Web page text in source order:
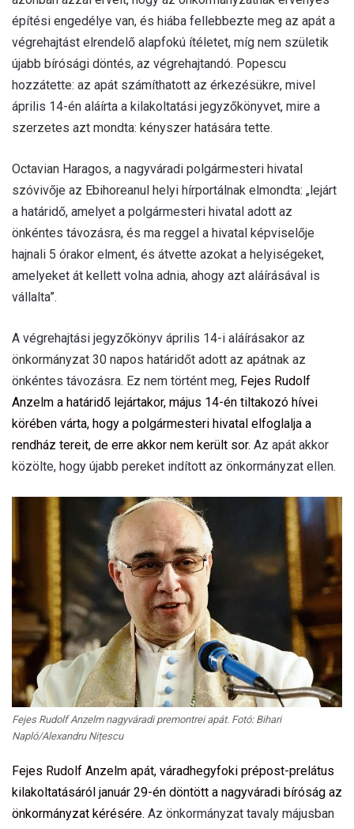
építési engedélye van, és hiába fellebbezte meg az apát a
végrehajtást elrendelő alapfokú ítéletet, míg nem születik
újabb bírósági döntés, az végrehajtandó. Popescu
hozzátette: az apát számíthatott az érkezésükre, mivel
április 14-én aláírta a kilakoltatási jegyzőkönyvet, mire a
szerzetes azt mondta: kényszer hatására tette.
Octavian Haragos, a nagyváradi polgármesteri hivatal
szóvivője az Ebihoreanul helyi hírportálnak elmondta: „lejárt
a határidő, amelyet a polgármesteri hivatal adott az
önkéntes távozásra, és ma reggel a hivatal képviselője
hajnali 5 órakor elment, és átvette azokat a helyiségeket,
amelyeket át kellett volna adnia, ahogy azt aláírásával is
vállalta”.
A végrehajtási jegyzőkönyv április 14-i aláírásakor az
önkormányzat 30 napos határidőt adott az apátnak az
önkéntes távozásra. Ez nem történt meg, Fejes Rudolf
Anzelm a határidő lejártakor, május 14-én tiltakozó hívei
körében várta, hogy a polgármesteri hivatal elfoglalja a
rendház tereit, de erre akkor nem került sor. Az apát akkor
közölte, hogy újabb pereket indított az önkormányzat ellen.
Fejes Rudolf Anzelm nagyváradi premontrei apát. Fotó: Bihari
Napló/Alexandru Nițescu
Fejes Rudolf Anzelm apát, váradhegyfoki prépost-prelátus
kilakoltatásáról január 29-én döntött a nagyváradi bíróság az
önkormányzat kérésére. Az önkormányzat tavaly májusban